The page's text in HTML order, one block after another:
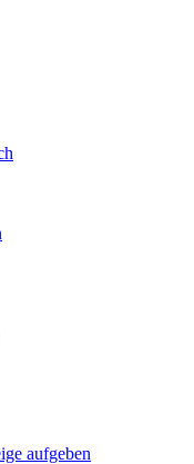
aufgeben